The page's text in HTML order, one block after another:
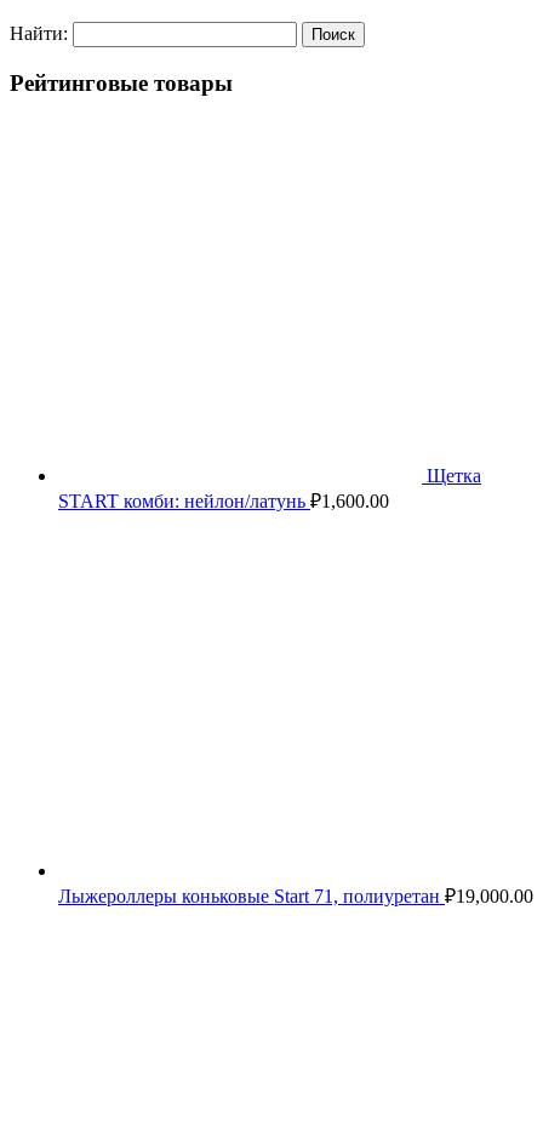
Найти:
Рейтинговые товары
Щетка
START комби: нейлон/латунь ₽1,600.00
Лыжероллеры коньковые Start 71, полиуретан ₽19,000.00